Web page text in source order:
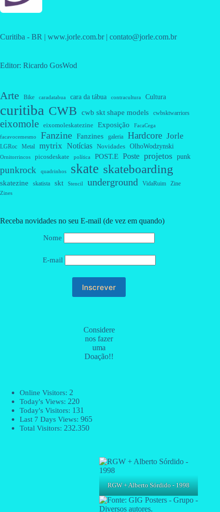
Curitiba - BR | www.jorle.com.br | contato@jorle.com.br
Editor: Ricardo GosWod
Arte Bike caradatabua cara da tábua contracultura Cultura
curitiba CWB cwb skt shape models cwbsktwarriors
eixomole eixomoleskatezine Exposição FacaCega
facavocemesmo Fanzine Fanzines galeria Hardcore Jorle
LGRoc Metal mytrix Notícias Novidades OlhoWodzynski
Ornitorrincos picosdeskate política POST.E Poste projetos punk
punkrock quadrinhos skate skateboarding
skatezine skatista skt Stencil underground VidaRuim Zine
Zines
Receba novidades no seu E-mail (de vez em quando)
Nome
E-mail
Considere
nos fazer
uma
Doação!!
Online Visitors: 2
Today's Views: 220
Today's Visitors: 131
Last 7 Days Views: 965
Total Visitors: 232.350
RGW + Alberto Sórdido - 1998